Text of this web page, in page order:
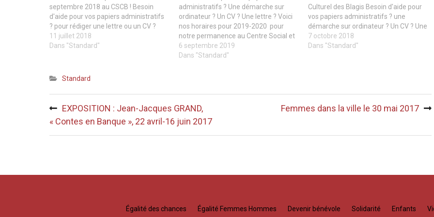
septembre 2018 au CSCB ! Besoin
d'aide pour vos papiers administratifs
? pour rédiger une lettre ou un CV ?
ADS BLR sera présent 2 fois par mois
le samedi et le mardi matin au Centre
11 juillet 2018
Dans "Standard"
administratifs ? Une démarche sur
ordinateur ? Un CV ? Une lettre ? Voici
nos horaires pour 2019-2020 pour
notre permanence au Centre Social et
Culturel des Blagis. 2 rue du Dr Roux,
Sceaux : 2 fois par mois : Les premiers
6 septembre 2019
Dans "Standard"
Culturel des Blagis Besoin d'aide pour
vos papiers administratifs ? une
démarche sur ordinateur ? Un CV ? Une
lettre ? Voici nos horaires pour 2018-
2019 pour notre permanence au
7 octobre 2018
Dans "Standard"
Standard
de
EXPOSITION : Jean-Jacques GRAND,
« Contes en Banque », 22 avril-16 juin 2017
Femmes dans la ville le 30 mai 2017
Égalité des chances Égalité Femmes Hommes Devenir bénévole Solidarité Enfants